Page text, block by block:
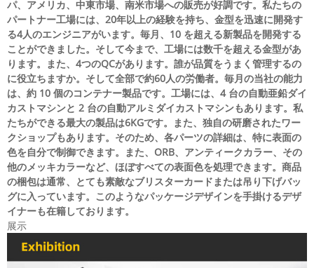
パ、アメリカ、中東市場、南米市場への販売が好調です。私たちの
パートナー工場には、20年以上の経験を持ち、金型を迅速に開発す
る4人のエンジニアがいます。毎月、10 を超える新製品を開発する
ことができました。そして今まで、工場には数千を超える金型があ
ります。また、4つのQCがあります。誰が品質をうまく管理するの
に役立ちますか。そして全部で約60人の労働者。毎月の当社の能力
は、約 10 個のコンテナー製品です。工場には、4 台の自動亜鉛ダイ
カストマシンと 2 台の自動アルミダイカストマシンもあります。私
たちができる最大の製品は6KGです。また、独自の研磨されたワー
クショップもあります。そのため、各パーツの詳細は、特に表面の
色を自分で制御できます。また、ORB、アンティークカラー、その
他のメッキカラーなど、ほぼすべての表面色を処理できます。商品
の梱包は通常、とても素敵なブリスターカードまたは吊り下げバッ
グに入っています。このようなパッケージデザインを手掛けるデザ
イナーも在籍しております。
展示